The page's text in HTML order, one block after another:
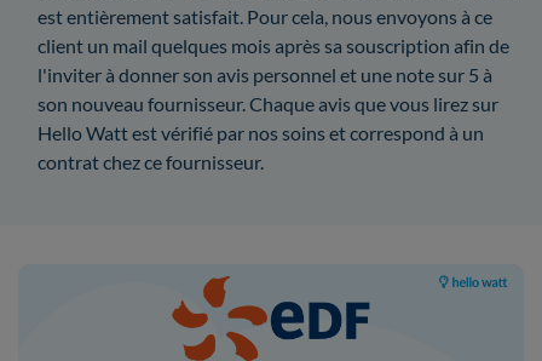
est entièrement satisfait. Pour cela, nous envoyons à ce
client un mail quelques mois après sa souscription afin de
l'inviter à donner son avis personnel et une note sur 5 à
son nouveau fournisseur. Chaque avis que vous lirez sur
Hello Watt est vérifié par nos soins et correspond à un
contrat chez ce fournisseur.